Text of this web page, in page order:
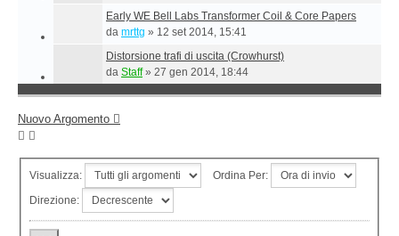
Early WE Bell Labs Transformer Coil & Core Papers
da mrttg » 12 set 2014, 15:41
Distorsione trafi di uscita (Crowhurst)
da Staff» 27 gen 2014, 18:44
Nuovo Argomento
Visualizza:
Ordina Per:
Direzione: